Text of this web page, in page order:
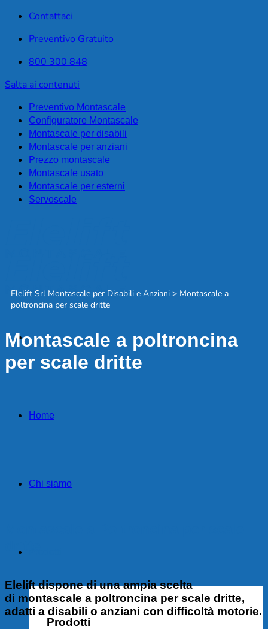
Contattaci
Preventivo Gratuito
800 300 848
Salta ai contenuti
Preventivo Montascale
Configuratore Montascale
Montascale per disabili
Montascale per anziani
Prezzo montascale
Montascale usato
Montascale per esterni
Servoscale
Home
Chi siamo
Prodotti
Elelift Srl Montascale per Disabili e Anziani > Montascale a
poltroncina per scale dritte
Montascale a poltroncina
per scale dritte
Elelift dispone di una ampia scelta
di montascale a poltroncina per scale dritte,
adatti a disabili o anziani con difficoltà motorie.